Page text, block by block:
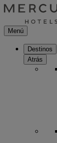
Menú
Destinos
Atrás